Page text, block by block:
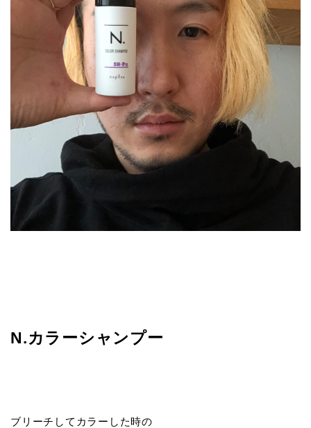
N.カラーシャンプー
ブリーチしてカラーした時の